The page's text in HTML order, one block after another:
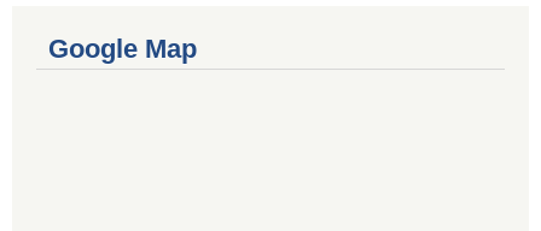
Google Map